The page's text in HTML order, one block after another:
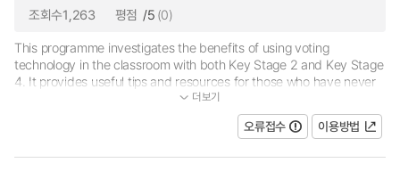
조회수1,263 평점 /5 (0)
This programme investigates the benefits of using voting
technology in the classroom with both Key Stage 2 and Key Stage
4. It provides useful tips and resources for those who have never
used the technology. Alongside the main programme, for teacher...
더보기
오류접수 이용방법